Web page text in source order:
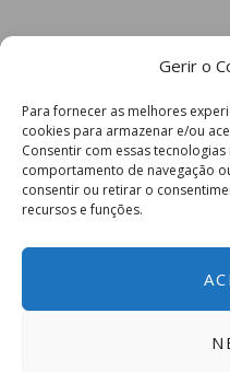
Gerir o
Para fornecer as melhores
cookies para armazenar e/ou
Consentir com essas
comportamento de navegação
consentir ou retirar o
recursos e funções.